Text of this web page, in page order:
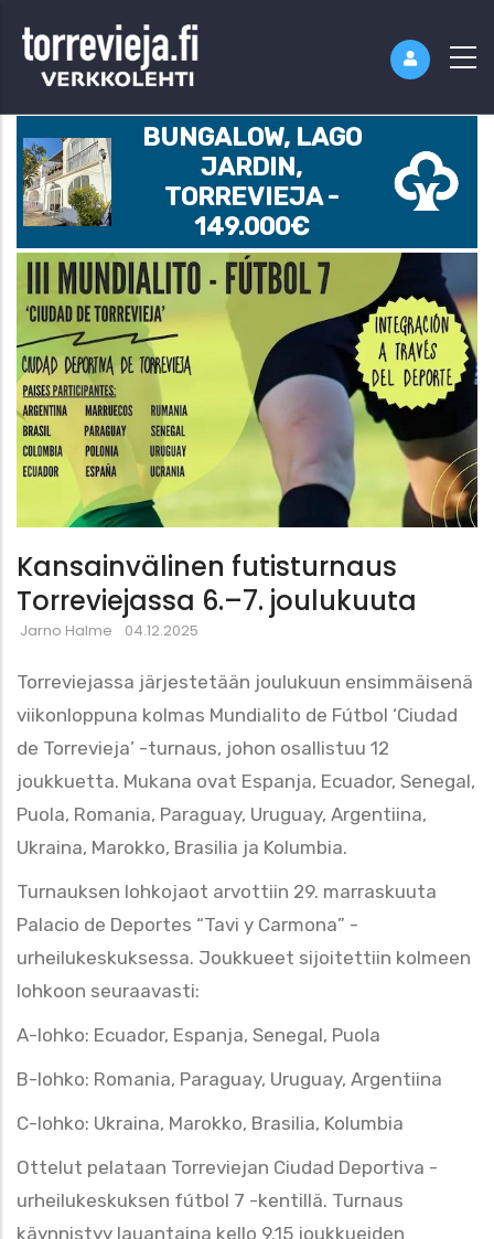
BUNGALOW, LAGO
JARDIN,
TORREVIEJA -
149.000€
Kansainvälinen futisturnaus
Torreviejassa 6.–7. joulukuuta
Jarno Halme 04.12.2025
Torreviejassa järjestetään joulukuun ensimmäisenä
viikonloppuna kolmas Mundialito de Fútbol ‘Ciudad
de Torrevieja’ -turnaus, johon osallistuu 12
joukkuetta. Mukana ovat Espanja, Ecuador, Senegal,
Puola, Romania, Paraguay, Uruguay, Argentiina,
Ukraina, Marokko, Brasilia ja Kolumbia.
Turnauksen lohkojaot arvottiin 29. marraskuuta
Palacio de Deportes “Tavi y Carmona” -
urheilukeskuksessa. Joukkueet sijoitettiin kolmeen
lohkoon seuraavasti:
A-lohko: Ecuador, Espanja, Senegal, Puola
B-lohko: Romania, Paraguay, Uruguay, Argentiina
C-lohko: Ukraina, Marokko, Brasilia, Kolumbia
Ottelut pelataan Torreviejan Ciudad Deportiva -
urheilukeskuksen fútbol 7 -kentillä. Turnaus
käynnistyy lauantaina kello 9.15 joukkueiden